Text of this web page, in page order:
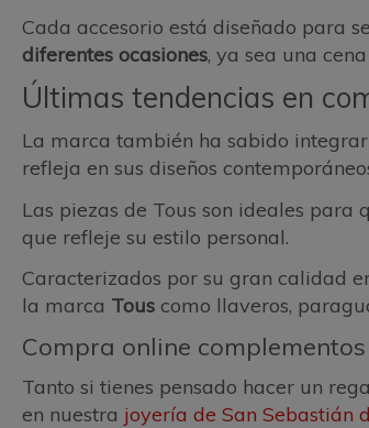
Cada accesorio está diseñado para
diferentes ocasiones, ya sea una
Últimas tendencias en
La marca también ha sabido integrar
refleja en sus diseños
Las piezas de Tous son ideales
que refleje su estilo personal.
Caracterizados por su gran calidad
la marca Tous como llaveros,
Compra online complementos
Tanto si tienes pensado hacer un
en nuestra joyería de San Sebastián